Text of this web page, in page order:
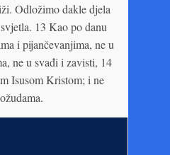
Odložimo dakle djela
13 Kao po danu
i pijančevanjima, ne u
ne u svađi i zavisti, 14
Isusom Kristom; i ne